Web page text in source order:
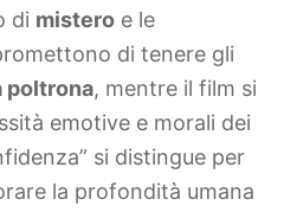
di mistero e le
di tenere gli
poltrona, mentre il film si
emotive e morali dei
si distingue per
la profondità umana